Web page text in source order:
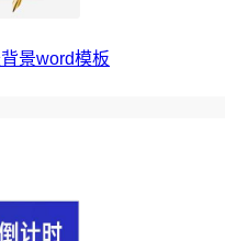
景word模板